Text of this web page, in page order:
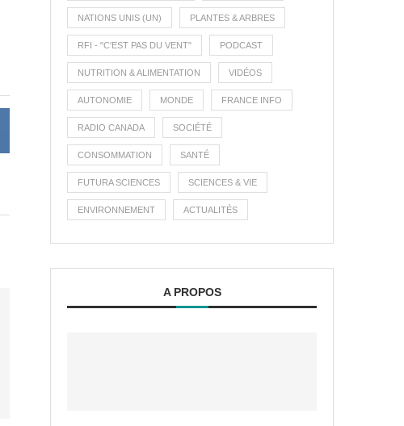
NATIONS UNIS (UN) PLANTES & ARBRES
RFI - "C'EST PAS DU VENT" PODCAST
NUTRITION & ALIMENTATION VIDÉOS
AUTONOMIE MONDE FRANCE INFO
RADIO CANADA SOCIÉTÉ
CONSOMMATION SANTÉ
FUTURA SCIENCES SCIENCES & VIE
ENVIRONNEMENT ACTUALITÉS
A PROPOS